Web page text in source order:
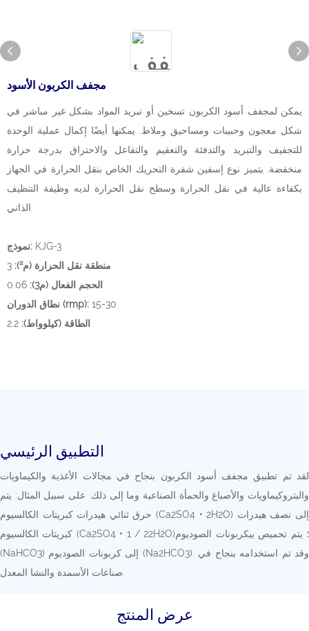
مجفف الكربون الأسود
يمكن لمجفف أسود الكربون تسخين أو تبريد المواد بشكل غير مباشر في
شكل معجون وحبيبات ومساحيق وملاط. يمكنها أيضًا إكمال عملية الوحدة
للتجفيف والتبريد والتدفئة والتعقيم والتفاعل والاحتراق بدرجة حرارة
منخفضة. يتميز نوع إسفين شفرة التحريك الخاص بنقل الحرارة في الجهاز
بكفاءة عالية في نقل الحرارة وسطح نقل الحرارة لديه وظيفة التنظيف
نموذج: KJG-3
منطقة نقل الحرارة (م²):
3
الحجم الفعال (م3):
0.06
نطاق الدوران (rmp): 15-30
الطاقة (كيلوواط): 2.2
التطبيق الرئيسي
لقد تم تطبيق مجفف أسود الكربون بنجاح في مجالات الأغذية والكيماويات
والبتروكيماويات والأصباغ والحمأة الصناعية وما إلى ذلك. على سبيل المثال: يتم
حرق ثنائي هيدرات كبريتات الكالسيوم (Ca2SO4 • 2H2O) إلى نصف هيدرات
كبريتات الكالسيوم (Ca2SO4 • 1 / 22H2O)؛ يتم تحميص بيكربونات الصوديوم
(NaHCO3) إلى كربونات الصوديوم (Na2HCO3). وقد تم استخدامه بنجاح في
عرض المنتج